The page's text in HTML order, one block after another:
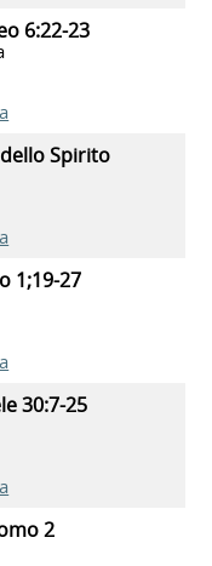
6:22-23
Spirito
1;19-27
30:7-25
2